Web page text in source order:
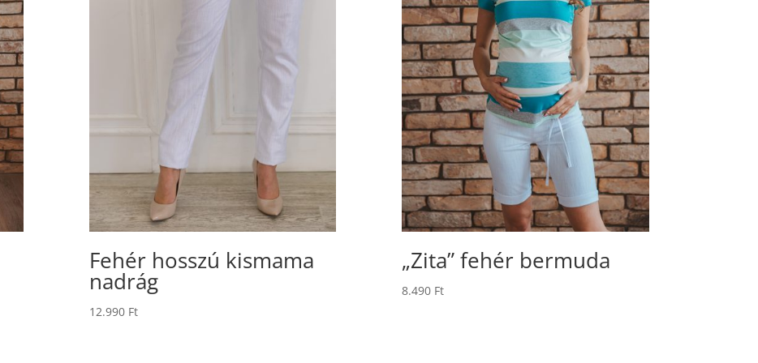
Fehér hosszú kismama
nadrág
12.990 Ft
„Zita” fehér bermuda
8.490 Ft